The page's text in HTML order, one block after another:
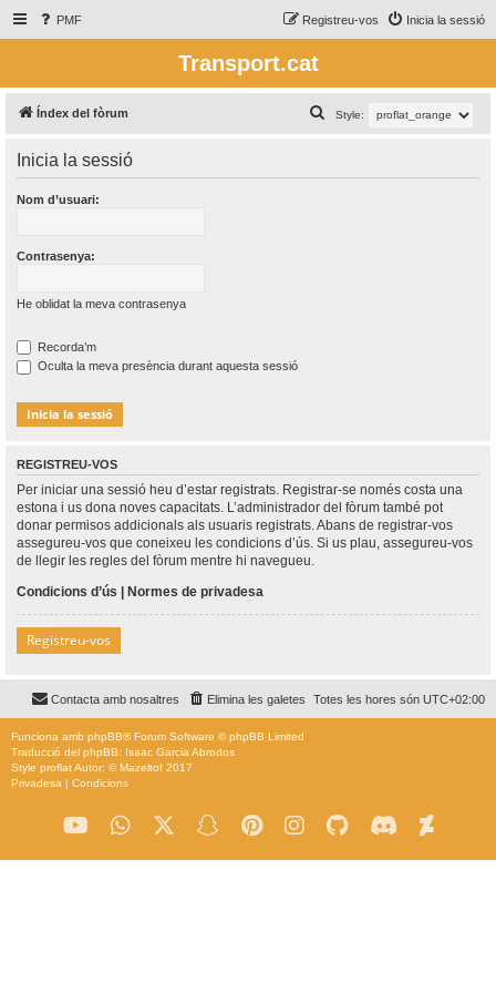
PMF Inicia la sessió
Registreu-vos
Transport.cat
Índex del fòrum Style:
e
Inicia la sessió
Nom d’usuari:
Contrasenya:
He oblidat la meva contrasenya
Recorda’m
Oculta la meva presència durant aquesta sessió
REGISTREU-VOS
Per iniciar una sessió heu d’estar registrats. Registrar-se només costa una
estona i us dona noves capacitats. L’administrador del fòrum també pot
donar permisos addicionals als usuaris registrats. Abans de registrar-vos
assegureu-vos que coneixeu les condicions d’ús. Si us plau, assegureu-vos
de llegir les regles del fòrum mentre hi navegueu.
Condicions d’ús
Normes de privadesa
Registreu-vos
Totes les hores són UTC+02:00
Elimina les galetes
Contacta amb nosaltres
Funciona amb phpBB® Forum Software © phpBB Limited
Traducció del phpBB: Isaac Garcia Abrodos
Style proflatAutor: © Mazeltof 2017
Privadesa
Condicions